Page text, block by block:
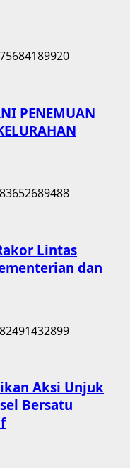
PENEMUAN
Lintas
dan
Aksi Unjuk
Bersatu